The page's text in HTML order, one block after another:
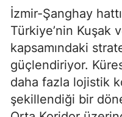
İzmir-Şanghay
Türkiye’nin Kuşak
kapsamındaki
güçlendiriyor.
daha fazla lojistik
şekillendiği bir